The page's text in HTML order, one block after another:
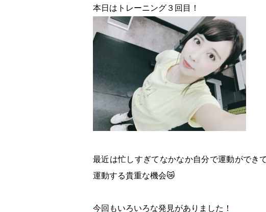
本日はトレーニング３回目！
最近は忙しすぎてなかなか自分で運動ができ
運動する貴重な機会😿
今回もいろいろな発見がありました！